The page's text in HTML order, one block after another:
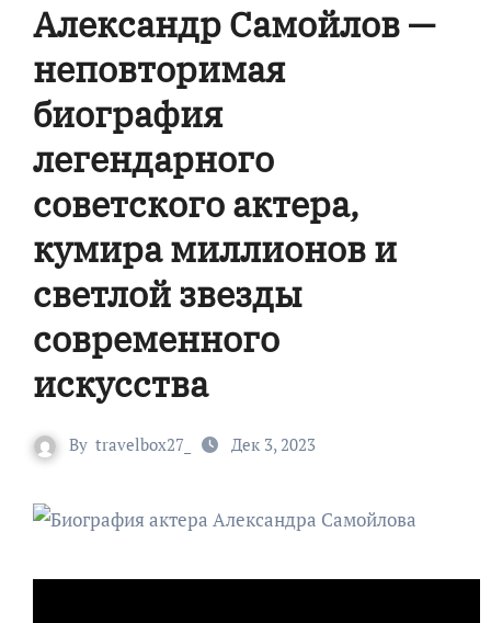
Александр Самойлов —
неповторимая
биография
легендарного
советского актера,
кумира миллионов и
светлой звезды
современного
искусства
By travelbox27_ Дек 3, 2023